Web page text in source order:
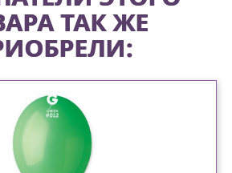
ТАК ЖЕ